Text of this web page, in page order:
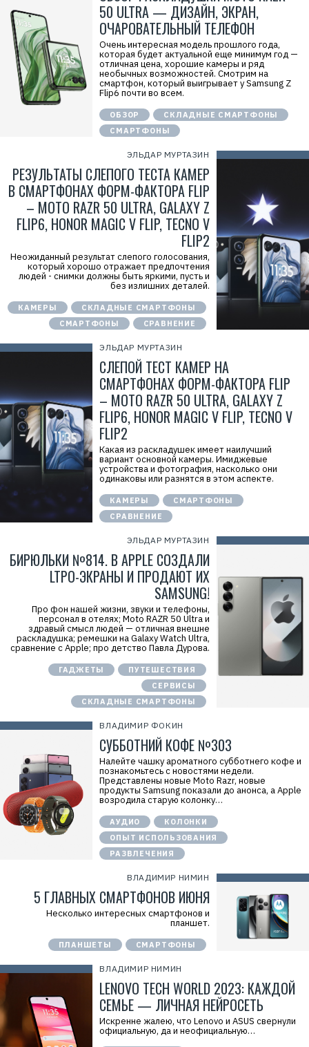
50 ULTRA — ДИЗАЙН, ЭКРАН,
ОЧАРОВАТЕЛЬНЫЙ ТЕЛЕФОН
Очень интересная модель прошлого года,
которая будет актуальной еще минимум год —
отличная цена, хорошие камеры и ряд
необычных возможностей. Смотрим на
смартфон, который выигрывает у Samsung Z
Flip6 почти во всем.
ОБЗОР
СКЛАДНЫЕ СМАРТФОНЫ
СМАРТФОНЫ
ЭЛЬДАР МУРТАЗИН
РЕЗУЛЬТАТЫ СЛЕПОГО ТЕСТА КАМЕР
В СМАРТФОНАХ ФОРМ-ФАКТОРА FLIP
– MOTO RAZR 50 ULTRA, GALAXY Z
FLIP6, HONOR MAGIC V FLIP, TECNO V
FLIP2
Неожиданный результат слепого голосования,
который хорошо отражает предпочтения
людей - снимки должны быть яркими, пусть и
без излишних деталей.
КАМЕРЫ
СКЛАДНЫЕ СМАРТФОНЫ
СМАРТФОНЫ
СРАВНЕНИЕ
ЭЛЬДАР МУРТАЗИН
СЛЕПОЙ ТЕСТ КАМЕР НА
СМАРТФОНАХ ФОРМ-ФАКТОРА FLIP
– MOTO RAZR 50 ULTRA, GALAXY Z
FLIP6, HONOR MAGIC V FLIP, TECNO V
FLIP2
Какая из раскладушек имеет наилучший
вариант основной камеры. Имиджевые
устройства и фотография, насколько они
одинаковы или разнятся в этом аспекте.
КАМЕРЫ
СМАРТФОНЫ
СРАВНЕНИЕ
ЭЛЬДАР МУРТАЗИН
БИРЮЛЬКИ №814. В APPLE СОЗДАЛИ
LTPO-ЭКРАНЫ И ПРОДАЮТ ИХ
SAMSUNG!
Про фон нашей жизни, звуки и телефоны,
персонал в отелях; Moto RAZR 50 Ultra и
здравый смысл людей — отличная внешне
раскладушка; ремешки на Galaxy Watch Ultra,
сравнение с Apple; про детство Павла Дурова.
ГАДЖЕТЫ
ПУТЕШЕСТВИЯ
СЕРВИСЫ
СКЛАДНЫЕ СМАРТФОНЫ
ВЛАДИМИР ФОКИН
СУББОТНИЙ КОФЕ №303
Налейте чашку ароматного субботнего кофе и
познакомьтесь с новостями недели.
Представлены новые Moto Razr, новые
продукты Samsung показали до анонса, а Apple
возродила старую колонку…
АУДИО
КОЛОНКИ
ОПЫТ ИСПОЛЬЗОВАНИЯ
РАЗВЛЕЧЕНИЯ
ВЛАДИМИР НИМИН
5 ГЛАВНЫХ СМАРТФОНОВ ИЮНЯ
Несколько интересных смартфонов и
планшет.
ПЛАНШЕТЫ СМАРТФОНЫ
ВЛАДИМИР НИМИН
LENOVO TECH WORLD 2023: КАЖДОЙ
СЕМЬЕ — ЛИЧНАЯ НЕЙРОСЕТЬ
Искренне жалею, что Lenovo и ASUS свернули
официальную, да и неофициальную…
.
E
d
=